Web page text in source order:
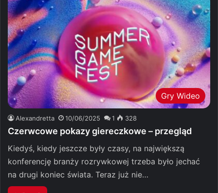
Gry Wideo
Alexandretta 10/06/2025 1 328
Czerwcowe pokazy giereczkowe – przegląd
Kiedyś, kiedy jeszcze były czasy, na największą
konferencję branży rozrywkowej trzeba było jechać
na drugi koniec świata. Teraz już nie…